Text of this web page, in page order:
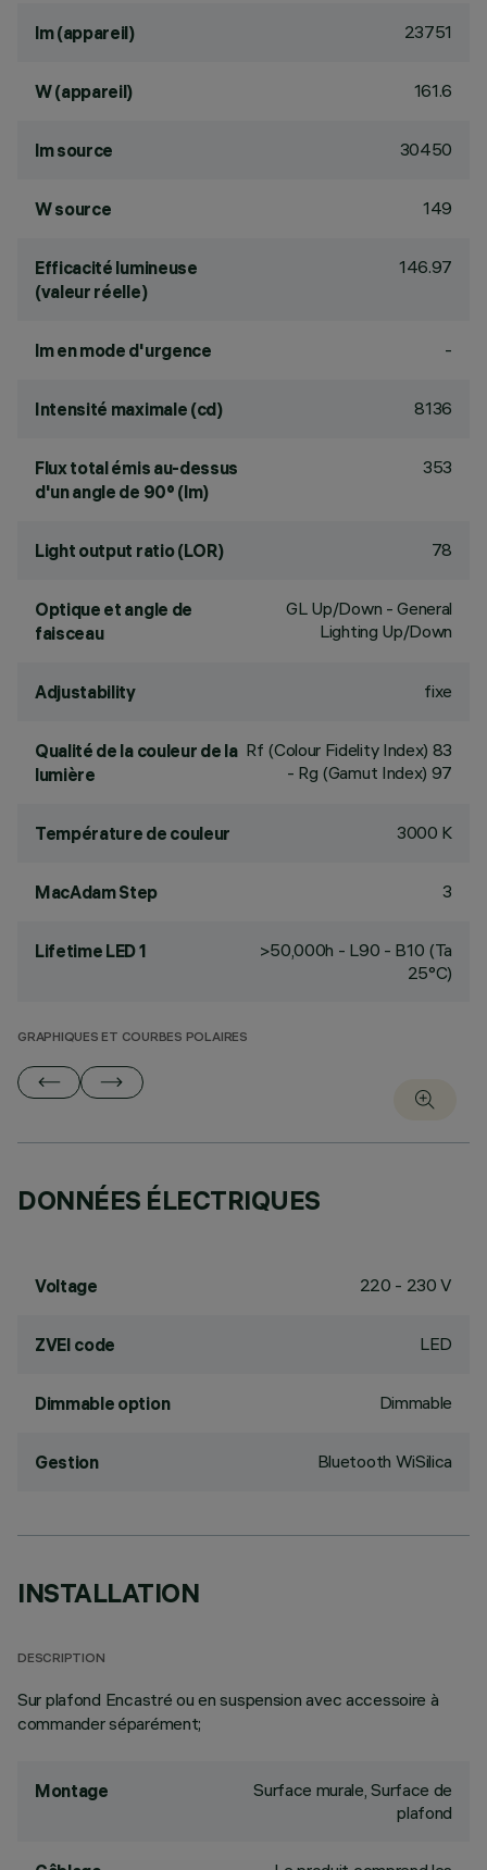
lm (appareil) 23751
W (appareil) 161.6
lm source 30450
W source 149
Efficacité lumineuse
(valeur réelle)
146.97
lm en mode d'urgence -
Intensité maximale (cd) 8136
Flux total émis au-dessus
d'un angle de 90° (lm)
353
Light output ratio (LOR) 78
Optique et angle de
faisceau
GL Up/Down - General
Lighting Up/Down
Adjustability fixe
Qualité de la couleur de la
lumière
Rf (Colour Fidelity Index) 83
- Rg (Gamut Index) 97
Température de couleur 3000 K
MacAdam Step 3
Lifetime LED 1
>50,000h - L90 - B10 (Ta
25°C)
GRAPHIQUES ET COURBES POLAIRES
DONNÉES ÉLECTRIQUES
Voltage 220 - 230 V
ZVEI code LED
Dimmable option Dimmable
Gestion Bluetooth WiSilica
INSTALLATION
DESCRIPTION
Sur plafond Encastré ou en suspension avec accessoire à
commander séparément;
Montage
Surface murale, Surface de
plafond